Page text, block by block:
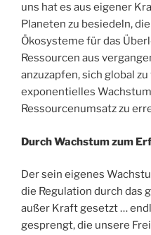
uns hat es aus eigener
Planeten zu besiedeln,
Ökosysteme für das
Ressourcen aus
anzuzapfen, sich global
exponentielles
Ressourcenumsatz zu
Durch Wachstum zum
Der sein eigenes
die Regulation durch das
außer Kraft gesetzt …
gesprengt, die unsere